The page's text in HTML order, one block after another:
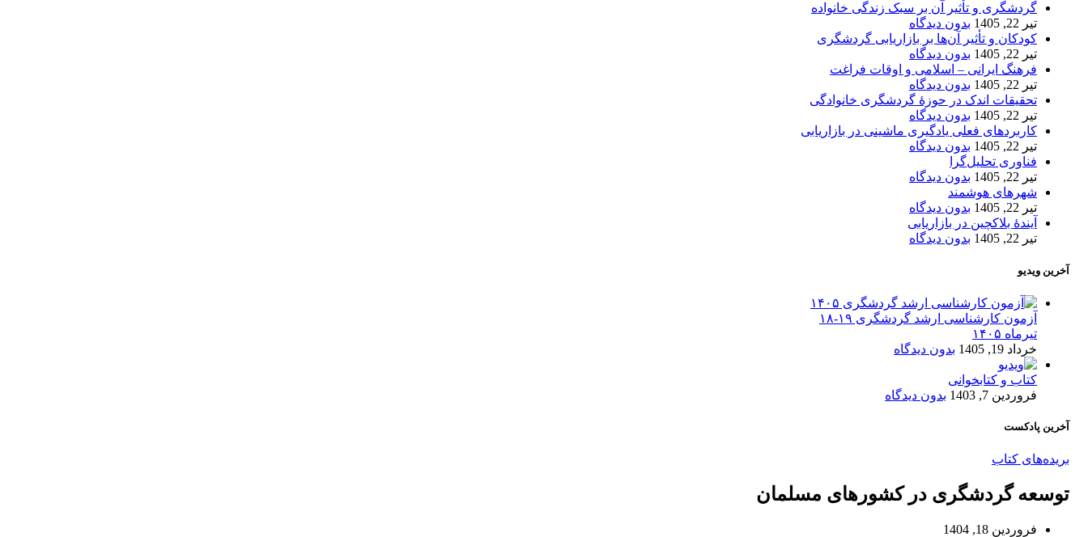
بریده‌های کتاب
توسعه گردشگری در کشورهای مسلمان
فروردین 18, 1404
گردشگری و تأثیر آن بر سبک زندگی خانواده
تیر 22, 1405
بدون دیدگاه
کودکان و تأثیر آن‌ها بر بازاریابی گردشگری
تیر 22, 1405
بدون دیدگاه
فرهنگ ایرانی – اسلامی و اوقات فراغت
تیر 22, 1405
بدون دیدگاه
تحقیقات اندک در حوزۀ گردشگری خانوادگی
تیر 22, 1405
بدون دیدگاه
کاربردهای فعلی یادگیری ماشینی در بازاریابی
تیر 22, 1405
بدون دیدگاه
فناوری تحلیل‌گرا
تیر 22, 1405
بدون دیدگاه
شهرهای هوشمند
تیر 22, 1405
بدون دیدگاه
آیندۀ بلاکچین در بازاریابی
تیر 22, 1405
بدون دیدگاه
آخرین ویدیو
آزمون کارشناسی ارشد گردشگری ۱۹-۱۸
تیرماه ۱۴۰۵
خرداد 19, 1405
بدون دیدگاه
کتاب و کتابخوانی
فروردین 7, 1403
بدون دیدگاه
آخرین پادکست